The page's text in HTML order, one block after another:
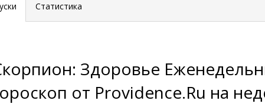
Статистика
Здоровье
от Providence.Ru на